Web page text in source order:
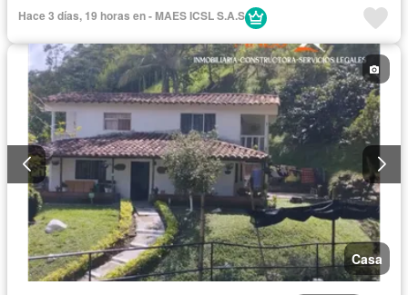
Hace 3 días, 19 horas en - MAES ICSL S.A.S
Casa